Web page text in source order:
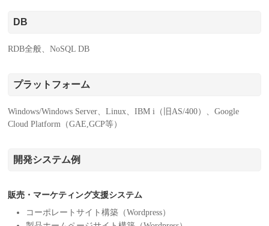
DB
RDB全般、NoSQL DB
プラットフォーム
Windows/Windows Server、Linux、IBM i（旧AS/400）、Google
Cloud Platform（GAE,GCP等）
開発システム例
販売・マーケティング支援システム
コーポレートサイト構築（Wordpress）